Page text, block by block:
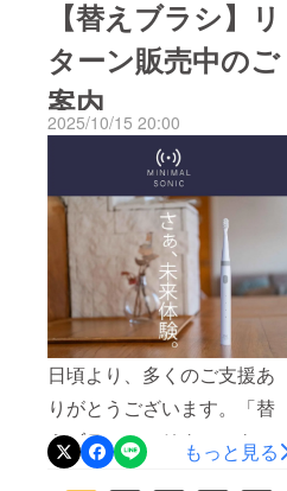
内させて頂きます。＜こち
らで開催中＞https://camp-
fire.jp/projects/893669/view
（※ミニマルソニック２本目
のご購入もオススメで
す。）この機会に是非、ご
利用下さいませ。引き続
き、ミニマルソニックをど
うぞよろしくお願い申し上
げます。ミニマルトゥース
ラボスタッフ一同
【替えブラシ】リ
ターン販売中のご
案内
2025/10/15 20:00
日頃より、多くのご支援あ
りがとうございます。「替
えブラシ」のリターンを販
売しておりますので、ご案
もっと見る